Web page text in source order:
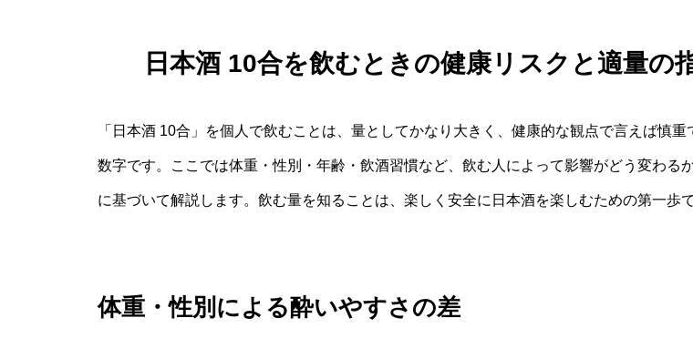
日本酒 10合を飲むときの健康リスクと適量の
「日本酒 10合」を個人で飲むことは、量としてかなり大きく、健康的な観点で言えば慎重
数字です。ここでは体重・性別・年齢・飲酒習慣など、飲む人によって影響がどう変わる
に基づいて解説します。飲む量を知ることは、楽しく安全に日本酒を楽しむための第一歩で
体重・性別による酔いやすさの差